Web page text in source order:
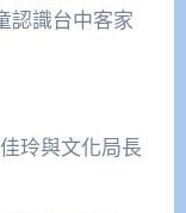
認識台中客家
玲與文化局長